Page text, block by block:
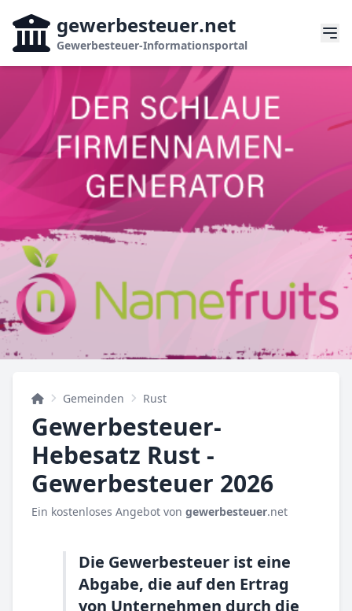
gewerbesteuer.net
Gewerbesteuer-Informationsportal
Gemeinden Rust
Gewerbesteuer-
Hebesatz Rust -
Gewerbesteuer 2026
Ein kostenloses Angebot von gewerbesteuer.net
Die Gewerbesteuer ist eine
Abgabe, die auf den Ertrag
von Unternehmen durch die